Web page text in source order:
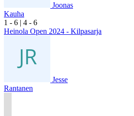
Joonas
Kauha
1 - 6 | 4 - 6
Heinola Open 2024 - Kilpasarja
Jesse
Rantanen